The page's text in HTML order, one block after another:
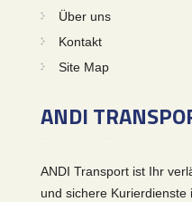
Über uns
Kontakt
Site Map
ANDI
ANDI Transport ist Ihr
und sichere Kurierdienste